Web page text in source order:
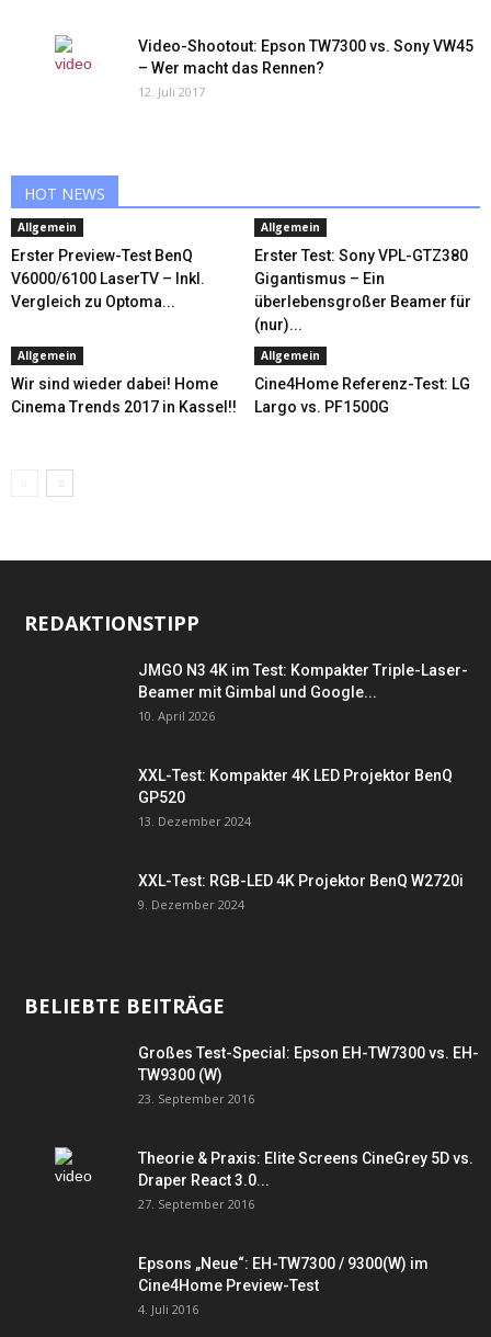
Video-Shootout: Epson TW7300 vs. Sony VW45
– Wer macht das Rennen?
12. Juli 2017
HOT NEWS
Allgemein
Erster Preview-Test BenQ
V6000/6100 LaserTV – Inkl.
Vergleich zu Optoma...
Allgemein
Erster Test: Sony VPL-GTZ380
Gigantismus – Ein
überlebensgroßer Beamer für
(nur)...
Allgemein
Wir sind wieder dabei! Home
Cinema Trends 2017 in Kassel!!
Allgemein
Cine4Home Referenz-Test: LG
Largo vs. PF1500G
REDAKTIONSTIPP
JMGO N3 4K im Test: Kompakter Triple-Laser-
Beamer mit Gimbal und Google...
10. April 2026
XXL-Test: Kompakter 4K LED Projektor BenQ
GP520
13. Dezember 2024
XXL-Test: RGB-LED 4K Projektor BenQ W2720i
9. Dezember 2024
BELIEBTE BEITRÄGE
Großes Test-Special: Epson EH-TW7300 vs. EH-
TW9300 (W)
23. September 2016
Theorie & Praxis: Elite Screens CineGrey 5D vs.
Draper React 3.0...
27. September 2016
Epsons „Neue“: EH-TW7300 / 9300(W) im
Cine4Home Preview-Test
4. Juli 2016